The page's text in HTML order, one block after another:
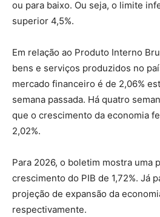
ou para baixo. Ou seja, o limite
superior 4,5%.
Em relação ao Produto Interno
bens e serviços produzidos no
mercado financeiro é de 2,06%
semana passada. Há quatro
que o crescimento da economia
2,02%.
Para 2026, o boletim mostra uma
crescimento do PIB de 1,72%. Já
projeção de expansão da
respectivamente.